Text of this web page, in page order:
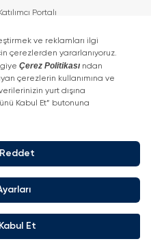
Katılımcı Portalı
Sponsor Oteller
Haberler